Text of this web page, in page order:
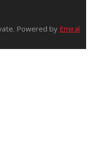
Powered by Emiral